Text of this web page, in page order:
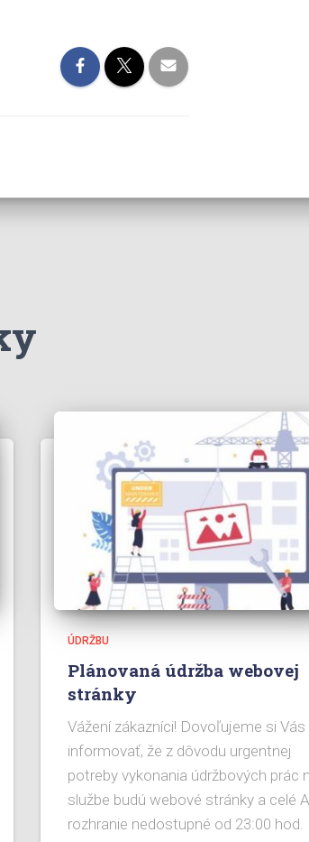
ÚDRŽBU
Plánovaná údržba webovej
stránky
Vážení zákazníci! Dovoľujeme si Vás
informovať, že z dôvodu urgentnej
potreby vykonania údržbových prác
službe budú webové stránky a celé
rozhranie nedostupné od 23:00 hod.